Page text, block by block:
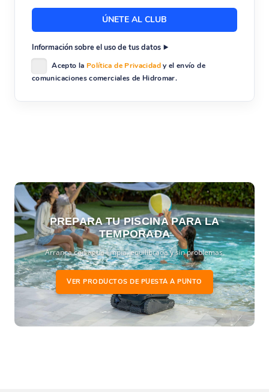
Información sobre el uso de tus datos
Acepto la Política de Privacidady el envío de
comunicaciones comerciales de Hidromar.
PREPARA TU PISCINA PARA LA
TEMPORADA
Arranca con agua limpia, equilibrada y sin problemas.
VER PRODUCTOS DE PUESTA A PUNTO